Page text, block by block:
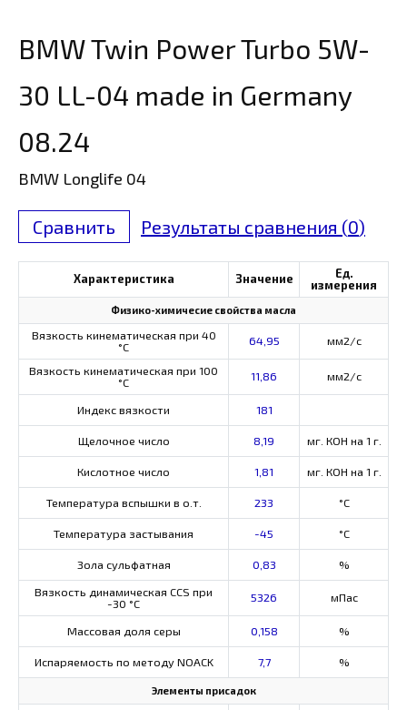
BMW Twin Power Turbo 5W-
30 LL-04 made in Germany
08.24
BMW Longlife 04
Сравнить Результаты сравнения (0)
Характеристика Значение
Ед.
измерения
Физико-химичесие свойства масла
Вязкость кинематическая при 40
°С
64,95 мм2/с
Вязкость кинематическая при 100
°С
11,86 мм2/с
Индекс вязкости 181
Щелочное число 8,19 мг. КОН на 1 г.
Кислотное число 1,81 мг. КОН на 1 г.
Температура вспышки в о.т. 233 °C
Температура застывания -45 °C
Зола сульфатная 0,83
%
Вязкость динамическая CCS при
-30 °С
5326 мПас
Массовая доля серы 0,158 %
Испаряемость по методу NOACK 7,7 %
Элементы присадок